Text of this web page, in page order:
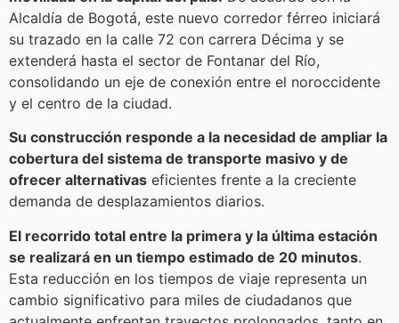
Alcaldía de Bogotá, este nuevo corredor férreo iniciará
su trazado en la calle 72 con carrera Décima y se
extenderá hasta el sector de Fontanar del Río,
consolidando un eje de conexión entre el noroccidente
y el centro de la ciudad.
Su construcción responde a la necesidad de ampliar la
cobertura del sistema de transporte masivo y de
ofrecer alternativas eficientes frente a la creciente
demanda de desplazamientos diarios.
El recorrido total entre la primera y la última estación
se realizará en un tiempo estimado de 20 minutos.
Esta reducción en los tiempos de viaje representa un
cambio significativo para miles de ciudadanos que